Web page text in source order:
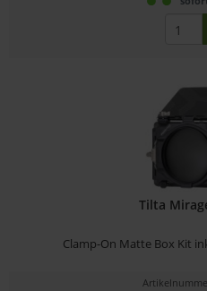
Tilta
Clamp-On Matte Box Kit